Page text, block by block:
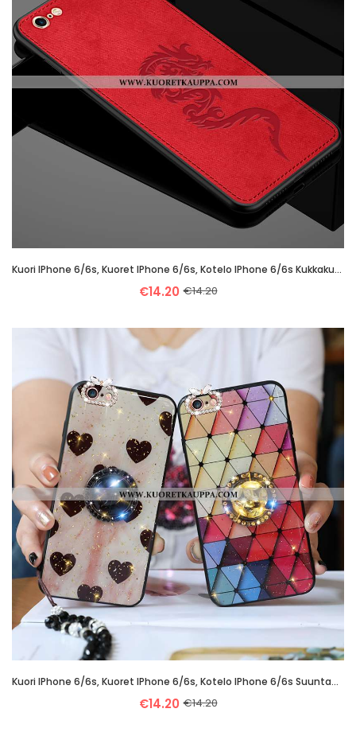
Kuori IPhone 6/6s, Kuoret IPhone 6/6s, Kotelo IPhone 6/6s Kukkakuvio Ultra Suojaus Luova Punainen
€14.20 €14.20
Kuori IPhone 6/6s, Kuoret IPhone 6/6s, Kotelo IPhone 6/6s Suuntaus Pehmeä Neste Suojaus Naamiointi M
€14.20 €14.20